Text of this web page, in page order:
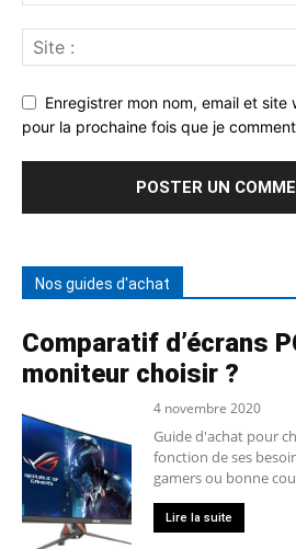
Enregistrer mon nom, email et
pour la prochaine fois que je
Nos guides d'achat
Comparatif d’écrans
moniteur choisir ?
4 novembre 2020
Guide d'achat pour
fonction de ses
gamers ou bonne
Lire la suite